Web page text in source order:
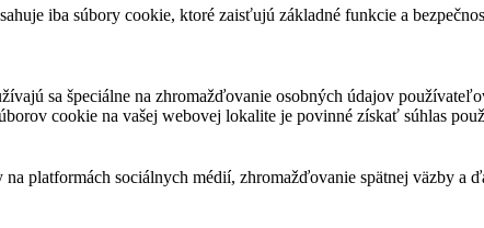
iba súbory cookie, ktoré zaisťujú základné funkcie a
sa špeciálne na zhromažďovanie osobných údajov
cookie na vašej webovej lokalite je povinné získať súhlas
platformách sociálnych médií, zhromažďovanie spätnej väzby a